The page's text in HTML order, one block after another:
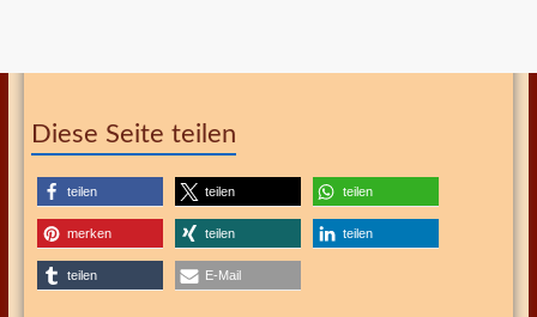
Diese Seite teilen
teilen teilen teilen
merken teilen teilen
teilen E-Mail